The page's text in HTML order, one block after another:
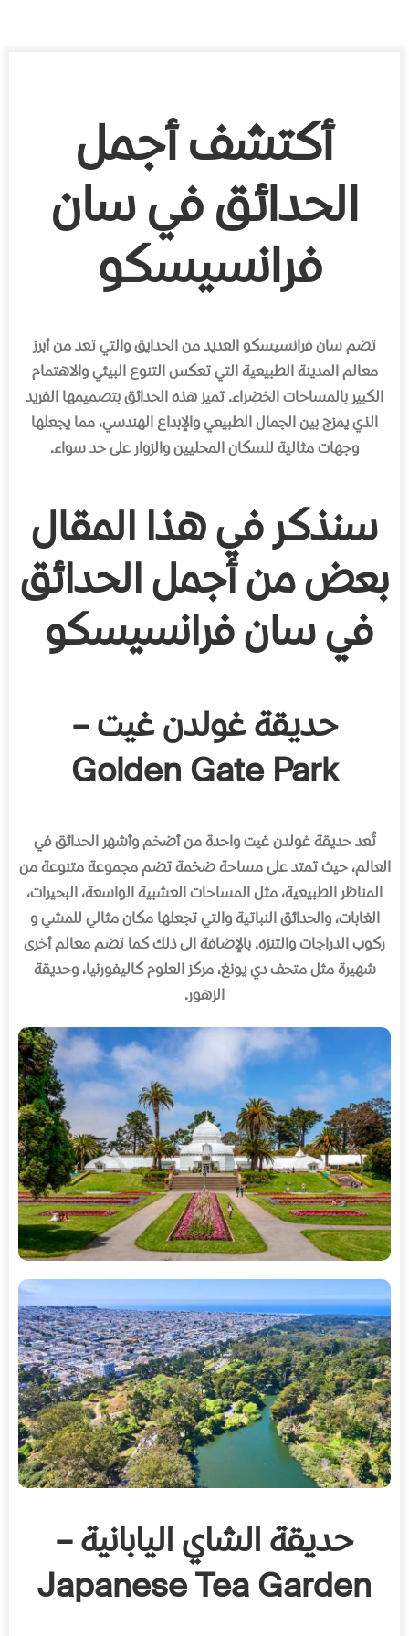
أكتشف أجمل
الحدائق في سان
فرانسيسكو
تضم سان فرانسيسكو العديد من الحدايق والتي تعد من أبرز
معالم المدينة الطبيعية التي تعكس التنوع البيئي والاهتمام
الكبير بالمساحات الخضراء. تميز هذه الحدائق بتصميمها الفريد
الذي يمزج بين الجمال الطبيعي والإبداع الهندسي، مما يجعلها
وجهات مثالية للسكان المحليين والزوار على حد سواء.
سنذكر في هذا المقال
بعض من أجمل الحدائق
في سان فرانسيسكو
حديقة غولدن غيت –
Golden Gate Park
تُعد حديقة غولدن غيت واحدة من أضخم وأشهر الحدائق في
العالم، حيث تمتد على مساحة ضخمة تضم مجموعة متنوعة من
المناظر الطبيعية، مثل المساحات العشبية الواسعة، البحيرات،
الغابات، والحدائق النباتية والتي تجعلها مكان مثالي للمشي و
ركوب الدراجات والتنزه.بالإضافة الى ذلك كما تضم معالم أخرى
شهيرة مثل متحف دي يونغ، مركز العلوم كاليفورنيا، وحديقة
الزهور.
حديقة الشاي اليابانية –
Japanese Tea Garden